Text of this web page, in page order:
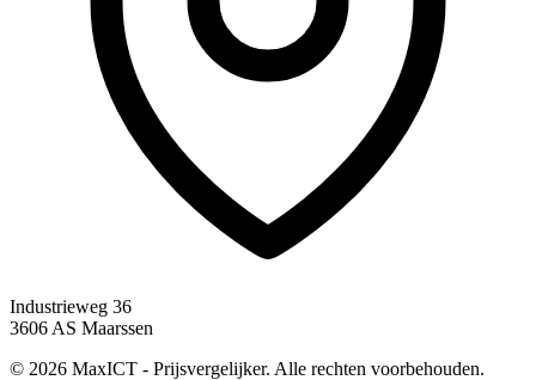
Industrieweg 36
3606 AS Maarssen
© 2026 MaxICT - Prijsvergelijker. Alle rechten voorbehouden.